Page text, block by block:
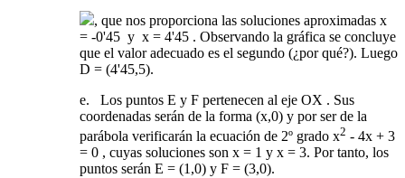
, que nos proporciona las soluciones aproximadas x
= -0'45 y x = 4'45 . Observando la gráfica se concluye
que el valor adecuado es el segundo (¿por qué?). Luego
D = (4'45,5).
e. Los puntos E y F pertenecen al eje OX . Sus
coordenadas serán de la forma (x,0) y por ser de la
parábola verificarán la ecuación de 2º grado x2 - 4x + 3
= 0 , cuyas soluciones son x = 1 y x = 3. Por tanto, los
puntos serán E = (1,0) y F = (3,0).